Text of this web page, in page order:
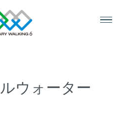
ウォーター